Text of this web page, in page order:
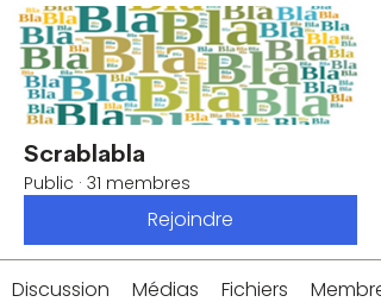
Scrablabla
Public · 31 membres
Rejoindre
Discussion Médias Fichiers